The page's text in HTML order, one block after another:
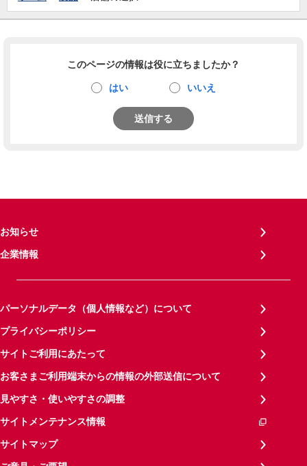
このページの情報は役に立ちましたか？
はい いいえ
送信する
お知らせ
企業情報
パーソナルデータ（個人情報など）について
プライバシーポリシー
サイトご利用にあたって
お客さまご利用端末からの情報の外部送信について
見やすさ・使いやすさの調整
サイトメンテナンス情報
サイトマップ